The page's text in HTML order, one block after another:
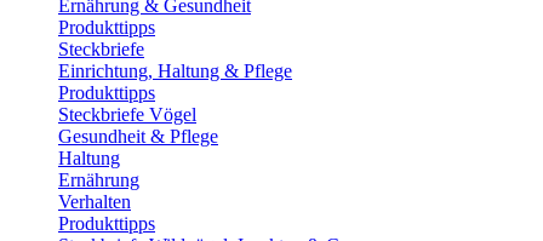
Ernährung & Gesundheit
Produkttipps
Steckbriefe
Einrichtung, Haltung & Pflege
Produkttipps
Steckbriefe Vögel
Gesundheit & Pflege
Haltung
Ernährung
Verhalten
Produkttipps